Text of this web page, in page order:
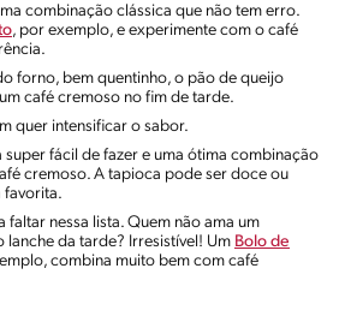
combinação clássica que não tem erro.
, por exemplo, e experimente com o café
forno, bem quentinho, o pão de queijo
café cremoso no fim de tarde.
quer intensificar o sabor.
super fácil de fazer e uma ótima combinação
cremoso. A tapioca pode ser doce ou
favorita.
faltar nessa lista. Quem não ama um
da tarde? Irresistível! Um Bolo de
combina muito bem com café